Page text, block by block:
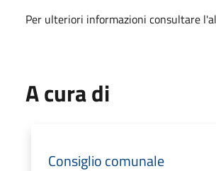
Per ulteriori informazioni consultare
A cura di
Consiglio comunale